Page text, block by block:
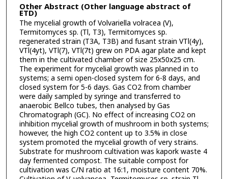
Other Abstract (Other language abstract of
ETD)
The mycelial growth of Volvariella volracea (V),
Termitomyces sp. (Tl, T3), Termitomyces sp.
regenerated strain (T3A, T3B) and fusant strain VTl(4y),
VTl(4yt), VTl(7), VTl(7t) grew on PDA agar plate and kept
them in the cultivated chamber of size 25x50x25 cm.
The experiment for mycelial growth was planned in to
systems; a semi open-closed system for 6-8 days, and
closed system for 5-6 days. Gas CO2 from chamber
were daily sampled by syringe and transferred to
anaerobic Bellco tubes, then analysed by Gas
Chromatograph (GC). No effect of increasing CO2 on
inhibition mycelial growth of mushroom in both systems;
however, the high CO2 content up to 3.5% in close
system promoted the mycelial growth of very strains.
Substrate for mushroom cultivation was kapork waste 4
day fermented compost. The suitable compost for
cultivation was C/N ratio at 16:1, moisture content 70%.